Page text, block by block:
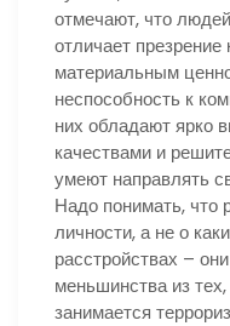
отмечают, что
отличает презрение
материальным
неспособность к
них обладают ярко
качествами и
умеют направлять
Надо понимать, что
личности, а не о
расстройствах –
меньшинства из
занимается